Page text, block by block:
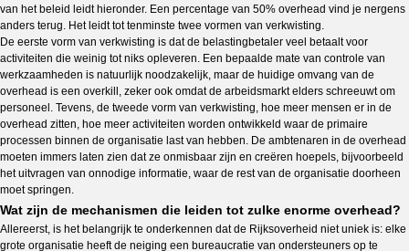
van het beleid leidt hieronder. Een percentage van 50% overhead vind je nergens
anders terug. Het leidt tot tenminste twee vormen van verkwisting.
De eerste vorm van verkwisting is dat de belastingbetaler veel betaalt voor
activiteiten die weinig tot niks opleveren. Een bepaalde mate van controle van
werkzaamheden is natuurlijk noodzakelijk, maar de huidige omvang van de
overhead is een overkill, zeker ook omdat de arbeidsmarkt elders schreeuwt om
personeel. Tevens, de tweede vorm van verkwisting, hoe meer mensen er in de
overhead zitten, hoe meer activiteiten worden ontwikkeld waar de primaire
processen binnen de organisatie last van hebben. De ambtenaren in de overhead
moeten immers laten zien dat ze onmisbaar zijn en creëren hoepels, bijvoorbeeld
het uitvragen van onnodige informatie, waar de rest van de organisatie doorheen
moet springen.
Wat zijn de mechanismen die leiden tot zulke enorme overhead?
Allereerst, is het belangrijk te onderkennen dat de Rijksoverheid niet uniek is: elke
grote organisatie heeft de neiging een bureaucratie van ondersteuners op te